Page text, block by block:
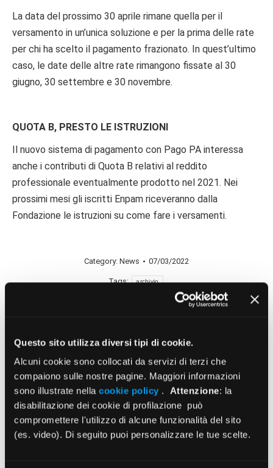
Questo sito utilizza diversi tipi di cookie.
Alcuni cookie sono collocati da servizi di terzi che
compaiono sulle nostre pagine. Maggiori informazioni
sono illustrate nella cookie policy . Attenzione: la
disabilitazione dei cookie di profilazione può
compromettere l'utilizzo di alcune funzionalità del sito
(es. video). Di seguito puoi personalizzare le tue scelte.
La data del prossimo 30 aprile rimane quella per il
versamento in un’unica soluzione e per la prima delle rate
per chi ha scelto il pagamento frazionato. In quest’ultimo
caso, le date delle altre rate rimangono fissate al 30
giugno, 30 settembre e 30 novembre.
QUOTA B, PRESTO LE ISTRUZIONI
Il nuovo sistema di pagamento con Pago PA interessa
anche i contributi di Quota B relativi al reddito
professionale eventualmente prodotto nel 2021. Nei
prossimi mesi gli iscritti Enpam riceveranno dalla
Fondazione le istruzioni su come fare i versamenti.
Category: News 07/03/2022
Tags: archivio
Contributi: Pago PA manda in pensione i bollettini Ma la domiciliazione costa
Post
navigation
Previous
post:
Ospedali virtuali e cure contactless nel futuro
della sanità
Next
Liberi professionisti, rivoluzione digitale: online
anche la domanda di pensione